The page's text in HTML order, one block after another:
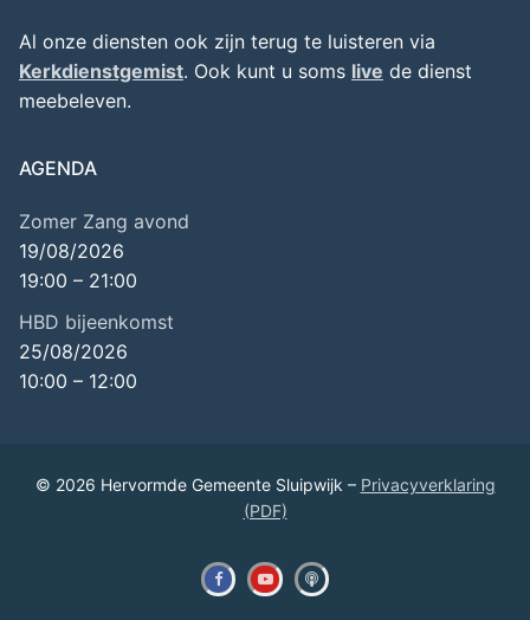
Al onze diensten ook zijn terug te luisteren via
Kerkdienstgemist. Ook kunt u soms live de dienst
meebeleven.
AGENDA
Zomer Zang avond
19/08/2026
19:00 – 21:00
HBD bijeenkomst
25/08/2026
10:00 – 12:00
© 2026 Hervormde Gemeente Sluipwijk – Privacyverklaring
(PDF)